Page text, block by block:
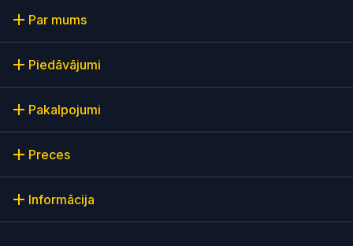
Par mums
Piedāvājumi
Pakalpojumi
Preces
Informācija